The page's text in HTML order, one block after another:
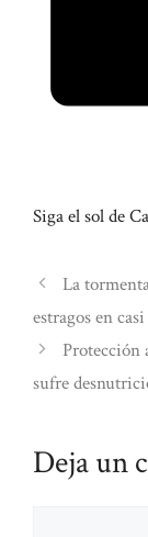
Siga el sol de
La
estragos en
Protección
sufre
Deja un